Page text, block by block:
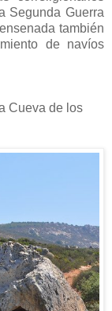
Segunda Guerra
también
de navíos
Cueva de los